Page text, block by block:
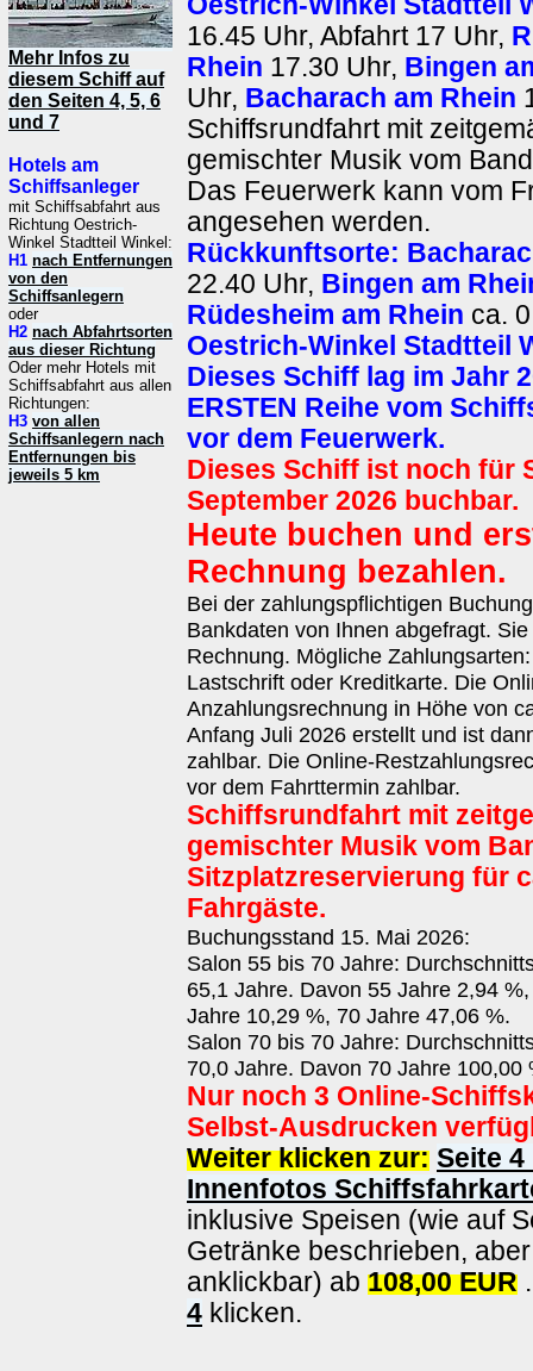
Mehr Infos zu
diesem Schiff auf
den Seiten 4, 5, 6
und 7
Hotels am
Schiffsanleger
mit Schiffsabfahrt aus
Richtung Oestrich-
Winkel Stadtteil Winkel:
H1 nach Entfernungen
von den
Schiffsanlegern
oder
H2 nach Abfahrtsorten
aus dieser Richtung
Oder mehr Hotels mit
Schiffsabfahrt aus allen
Richtungen:
H3 von allen
Schiffsanlegern nach
Entfernungen bis
jeweils 5 km
16.45 Uhr, Abfahrt 17 Uhr,
Rhein 17.30 Uhr, Bingen
Uhr, Bacharach am Rhein
Schiffsrundfahrt mit
gemischter Musik vom
Das Feuerwerk kann vom
angesehen werden.
Rückkunftsorte:
22.40 Uhr, Bingen am
Rüdesheim am Rhein ca.
Oestrich-Winkel Stadtteil
Dieses Schiff lag im Jahr
ERSTEN Reihe vom
vor dem Feuerwerk.
Dieses Schiff ist noch für
September 2026 buchbar.
Heute buchen und
Rechnung bezahlen.
Bei der zahlungspflichtigen
Bankdaten von Ihnen abgefragt.
Rechnung. Mögliche
Lastschrift oder Kreditkarte. Die
Anzahlungsrechnung in Höhe von
Anfang Juli 2026 erstellt und ist
zahlbar. Die Online-
vor dem Fahrttermin zahlbar.
Schiffsrundfahrt mit
gemischter Musik vom
Sitzplatzreservierung für
Fahrgäste.
Buchungsstand 15. Mai 2026:
Salon 55 bis 70 Jahre:
65,1 Jahre. Davon 55 Jahre 2,94
Jahre 10,29 %, 70 Jahre 47,06 %.
Salon 70 bis 70 Jahre:
70,0 Jahre. Davon 70 Jahre 100,00
Nur noch 3 Online-
Selbst-Ausdrucken
Weiter klicken zur: Seite
Innenfotos
inklusive Speisen (wie auf
Getränke beschrieben,
anklickbar) ab 108,00 EUR
4 klicken.